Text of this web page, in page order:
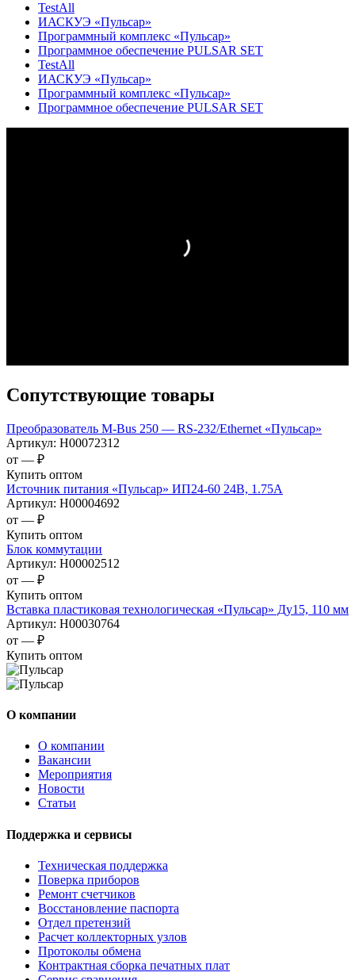
TestAll
ИАСКУЭ «Пульсар»
Программный комплекс «Пульсар»
Программное обеспечение PULSAR SET
TestAll
ИАСКУЭ «Пульсар»
Программный комплекс «Пульсар»
Программное обеспечение PULSAR SET
Сопутствующие товары
Преобразователь M-Bus 250 — RS-232/Ethernet «Пульсар»
Артикул: Н00072312
от — ₽
Купить оптом
Источник питания «Пульсар» ИП24-60 24В, 1.75А
Артикул: Н00004692
от — ₽
Купить оптом
Блок коммутации
Артикул: Н00002512
от — ₽
Купить оптом
Вставка пластиковая технологическая «Пульсар» Ду15, 110 мм
Артикул: Н00030764
от — ₽
Купить оптом
О компании
О компании
Вакансии
Мероприятия
Новости
Статьи
Поддержка и сервисы
Техническая поддержка
Поверка приборов
Ремонт счетчиков
Восстановление паспорта
Отдел претензий
Расчет коллекторных узлов
Протоколы обмена
Контрактная сборка печатных плат